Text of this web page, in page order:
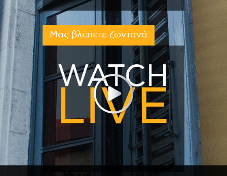
Μας βλέπετε ζωντανά